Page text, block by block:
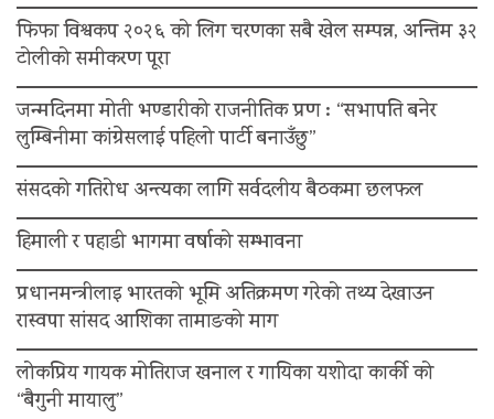
फिफा विश्वकप २०२६ को लिग चरणका सबै खेल सम्पन्न, अन्तिम ३२
टोलीको समीकरण पूरा
जन्मदिनमा मोती भण्डारीको राजनीतिक प्रण : “सभापति बनेर
लुम्बिनीमा कांग्रेसलाई पहिलो पार्टी बनाउँछु”
संसदको गतिरोध अन्त्यका लागि सर्वदलीय बैठकमा छलफल
हिमाली र पहाडी भागमा वर्षाको सम्भावना
प्रधानमन्त्रीलाइ भारतको भूमि अतिक्रमण गरेको तथ्य देखाउन
रास्वपा सांसद आशिका तामाङको माग
लोकप्रिय गायक मोतिराज खनाल र गायिका यशोदा कार्की को
“बैगुनी मायालु”